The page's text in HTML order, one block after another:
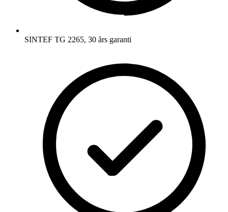
SINTEF TG 2265, 30 års garanti